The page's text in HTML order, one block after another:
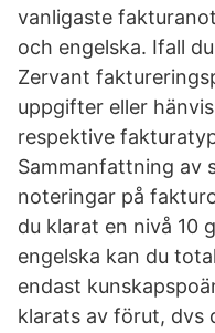
vanligaste
och engelska. Ifall
Zervant
uppgifter eller
respektive
Sammanfattning av
noteringar på
du klarat en nivå 10
engelska kan du
endast
klarats av förut, dvs